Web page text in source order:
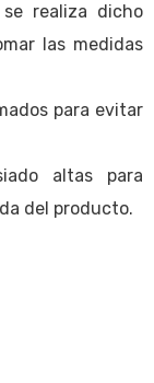
realiza dicho
las medidas
para evitar
altas para
del producto.